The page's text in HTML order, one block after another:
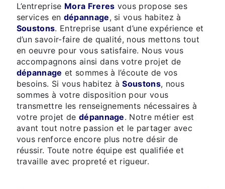
L’entreprise Mora Freres vous propose ses
services en dépannage, si vous habitez à
Soustons. Entreprise usant d’une expérience et
d’un savoir-faire de qualité, nous mettons tout
en oeuvre pour vous satisfaire. Nous vous
accompagnons ainsi dans votre projet de
dépannage et sommes à l’écoute de vos
besoins. Si vous habitez àSoustons, nous
sommes à votre disposition pour vous
transmettre les renseignements nécessaires à
votre projet de dépannage. Notre métier est
avant tout notre passion et le partager avec
vous renforce encore plus notre désir de
réussir. Toute notre équipe est qualifiée et
travaille avec propreté et rigueur.